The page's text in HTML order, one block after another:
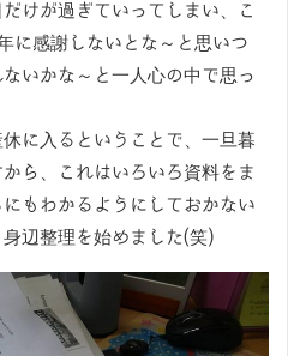
けが過ぎていってしまい、こ
に感謝しないとな～と思いつ
いかな～と一人心の中で思っ
に入るということで、一旦暮
ら、これはいろいろ資料をま
もわかるようにしておかない
辺整理を始めました(笑)